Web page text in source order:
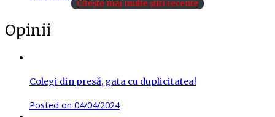
Citește mai multe știri recente
Opinii
Colegi din presă, gata cu duplicitatea!
Posted on 04/04/2024